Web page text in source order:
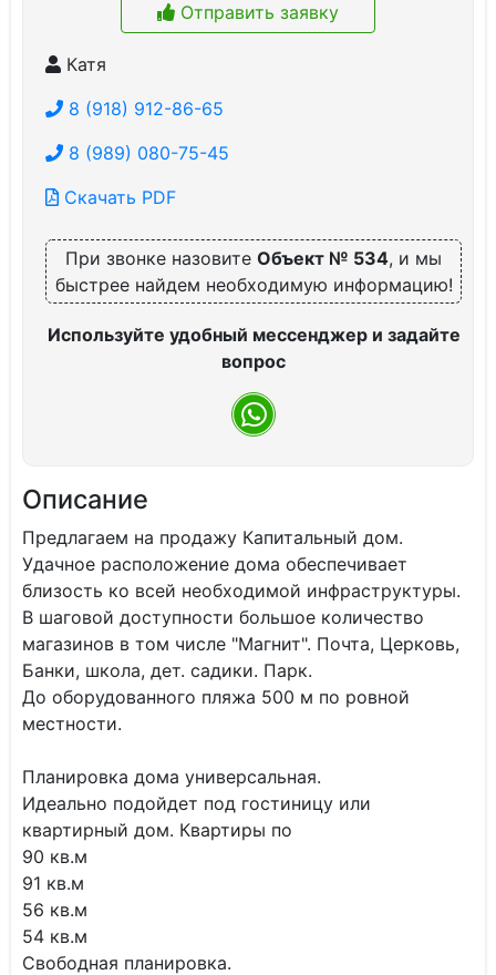
Отправить заявку
Катя
8 (918) 912-86-65
8 (989) 080-75-45
Скачать PDF
При звонке назовите Объект № 534, и мы
быстрее найдем необходимую информацию!
Используйте удобный мессенджер и задайте
вопрос
Описание
Предлагаем на продажу Капитальный дом.
Удачное расположение дома обеспечивает
близость ко всей необходимой инфраструктуры.
В шаговой доступности большое количество
магазинов в том числе "Магнит". Почта, Церковь,
Банки, школа, дет. садики. Парк.
До оборудованного пляжа 500 м по ровной
местности.
Планировка дома универсальная.
Идеально подойдет под гостиницу или
квартирный дом. Квартиры по
90 кв.м
91 кв.м
56 кв.м
54 кв.м
Свободная планировка.